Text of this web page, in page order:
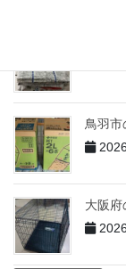
鳥羽市
大阪府